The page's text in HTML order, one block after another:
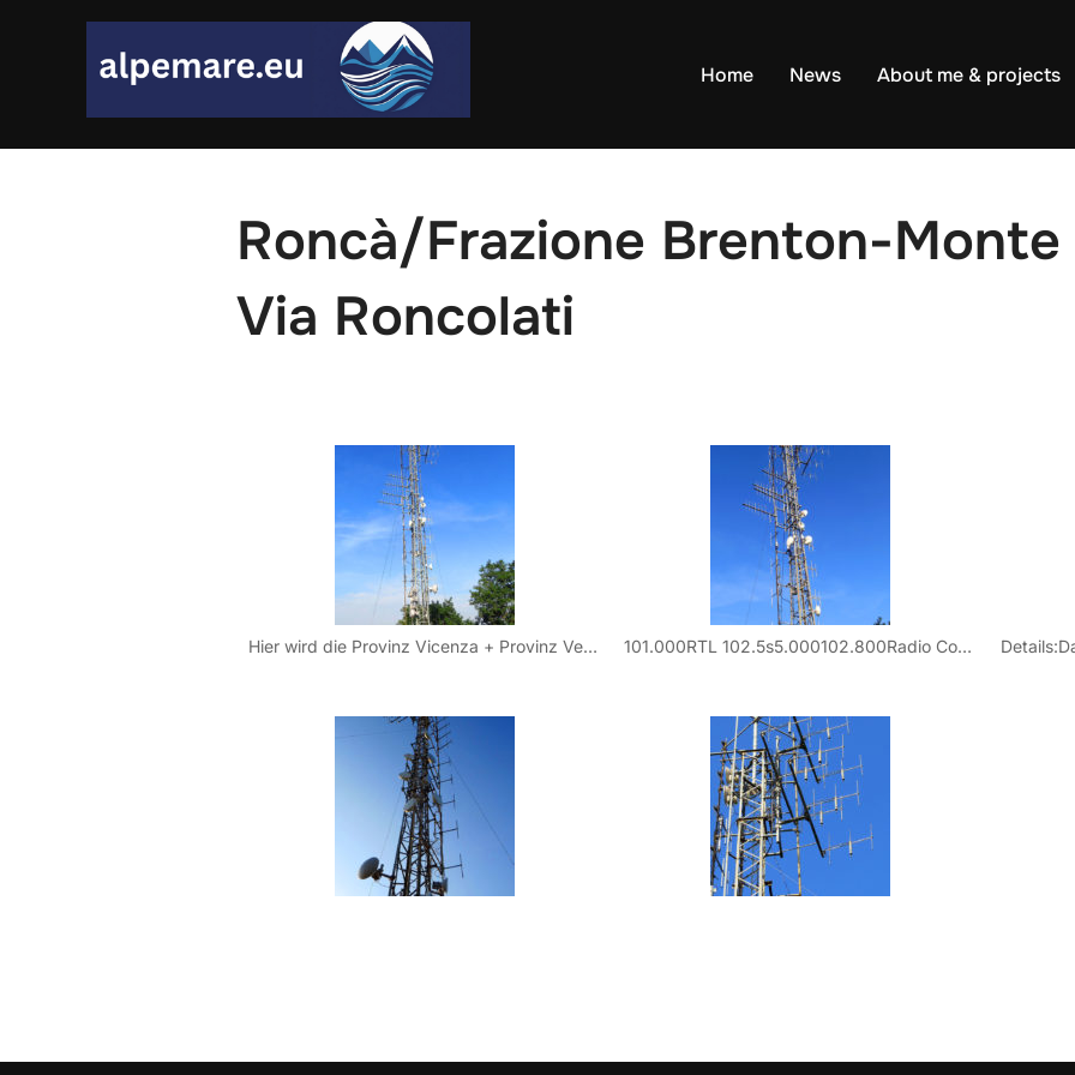
Home News About me & projects
Roncà/Frazione Brenton-Monte
Via Roncolati
Hier wird die Provinz Vicenza + Provinz Verona versorgt. 101.000RTL 102.5s5.000102.800Radio Companys